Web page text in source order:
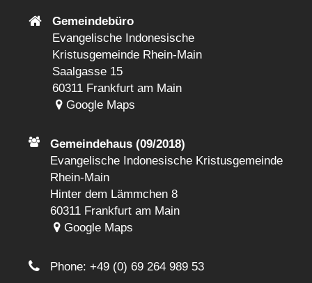
Gemeindebüro
Evangelische Indonesische
Kristusgemeinde Rhein-Main
Saalgasse 15
60311 Frankfurt am Main
Google Maps
Gemeindehaus (09/2018)
Evangelische Indonesische Kristusgemeinde
Rhein-Main
Hinter dem Lämmchen 8
60311 Frankfurt am Main
Google Maps
Phone:+49 (0) 69 264 989 53